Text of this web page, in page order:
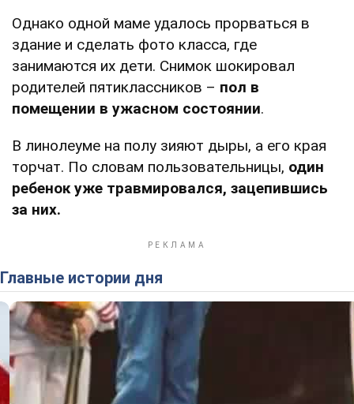
Однако одной маме удалось прорваться в
здание и сделать фото класса, где
занимаются их дети. Снимок шокировал
родителей пятиклассников – пол в
помещении в ужасном состоянии.
В линолеуме на полу зияют дыры, а его края
торчат. По словам пользовательницы, один
ребенок уже травмировался, зацепившись
за них.
Главные истории дня